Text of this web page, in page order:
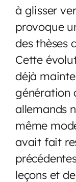
à glisser
provoque
des thèses
Cette
déjà
génération
allemands
même
avait fait
leçons et